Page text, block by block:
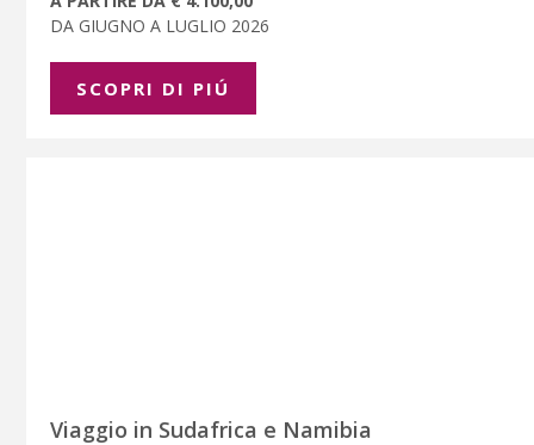
DA GIUGNO A LUGLIO 2026
SCOPRI DI PIÚ
Viaggio in Sudafrica e Namibia